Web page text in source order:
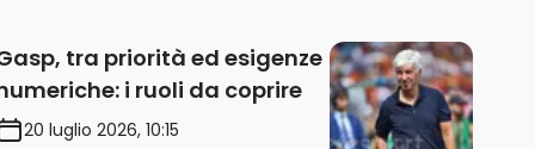
tra priorità ed esigenze
i ruoli da coprire
20 luglio 2026, 10:15